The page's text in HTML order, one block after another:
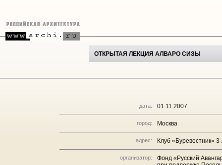
ОТКРЫТАЯ ЛЕКЦИЯ АЛВАРО СИЗЫ
дата: 01.11.2007
город: Москва
адрес: Клуб «Буревестник»
организатор:
Фонд «Русский